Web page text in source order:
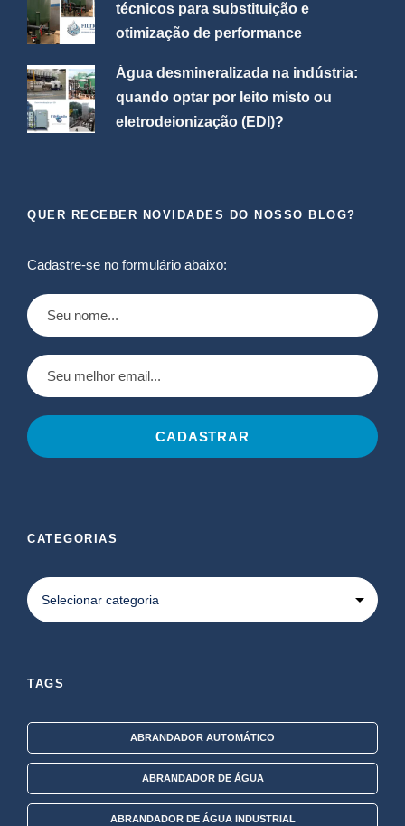
técnicos para substituição e
otimização de performance
Água desmineralizada na indústria:
quando optar por leito misto ou
eletrodeionização (EDI)?
QUER RECEBER NOVIDADES DO NOSSO BLOG?
Cadastre-se no formulário abaixo:
CATEGORIAS
TAGS
ABRANDADOR AUTOMÁTICO
ABRANDADOR DE ÁGUA
ABRANDADOR DE ÁGUA INDUSTRIAL